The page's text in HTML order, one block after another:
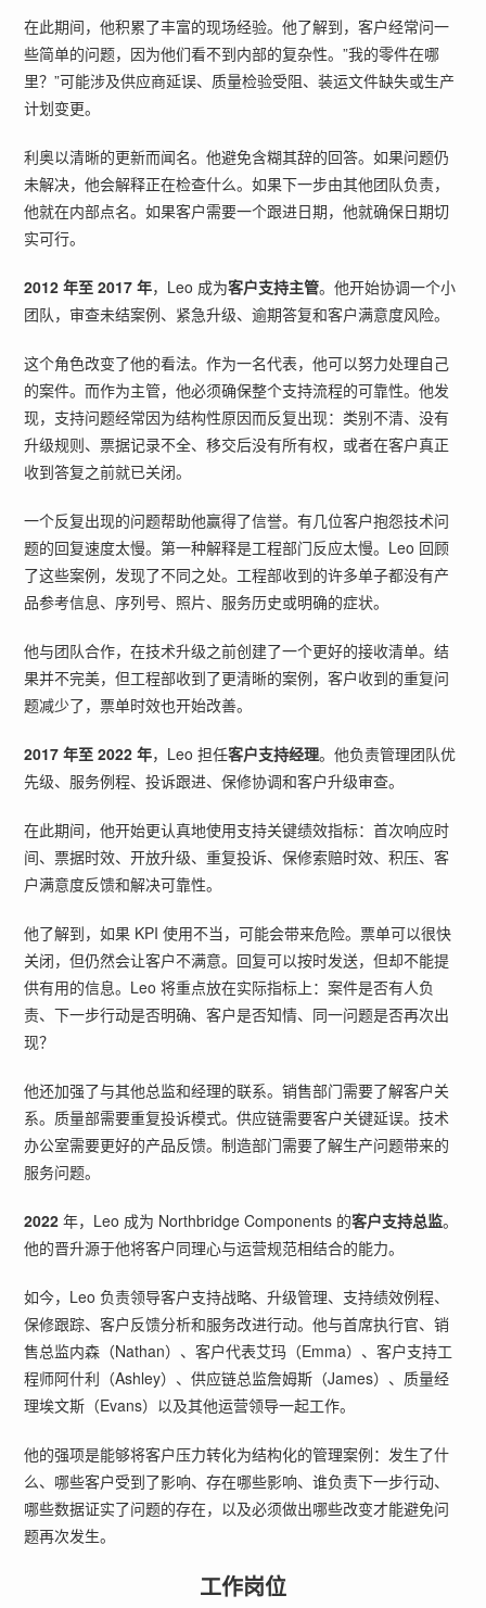
在此期间，他积累了丰富的现场经验。他了解到，客户经常问一
些简单的问题，因为他们看不到内部的复杂性。”我的零件在哪
里？”可能涉及供应商延误、质量检验受阻、装运文件缺失或生产
计划变更。
利奥以清晰的更新而闻名。他避免含糊其辞的回答。如果问题仍
未解决，他会解释正在检查什么。如果下一步由其他团队负责，
他就在内部点名。如果客户需要一个跟进日期，他就确保日期切
实可行。
2012 年至 2017 年，Leo 成为客户支持主管。他开始协调一个小
团队，审查未结案例、紧急升级、逾期答复和客户满意度风险。
这个角色改变了他的看法。作为一名代表，他可以努力处理自己
的案件。而作为主管，他必须确保整个支持流程的可靠性。他发
现，支持问题经常因为结构性原因而反复出现：类别不清、没有
升级规则、票据记录不全、移交后没有所有权，或者在客户真正
收到答复之前就已关闭。
一个反复出现的问题帮助他赢得了信誉。有几位客户抱怨技术问
题的回复速度太慢。第一种解释是工程部门反应太慢。Leo 回顾
了这些案例，发现了不同之处。工程部收到的许多单子都没有产
品参考信息、序列号、照片、服务历史或明确的症状。
他与团队合作，在技术升级之前创建了一个更好的接收清单。结
果并不完美，但工程部收到了更清晰的案例，客户收到的重复问
题减少了，票单时效也开始改善。
2017 年至 2022 年，Leo 担任客户支持经理。他负责管理团队优
先级、服务例程、投诉跟进、保修协调和客户升级审查。
在此期间，他开始更认真地使用支持关键绩效指标：首次响应时
间、票据时效、开放升级、重复投诉、保修索赔时效、积压、客
户满意度反馈和解决可靠性。
他了解到，如果 KPI 使用不当，可能会带来危险。票单可以很快
关闭，但仍然会让客户不满意。回复可以按时发送，但却不能提
供有用的信息。Leo 将重点放在实际指标上：案件是否有人负
责、下一步行动是否明确、客户是否知情、同一问题是否再次出
现？
他还加强了与其他总监和经理的联系。销售部门需要了解客户关
系。质量部需要重复投诉模式。供应链需要客户关键延误。技术
办公室需要更好的产品反馈。制造部门需要了解生产问题带来的
服务问题。
2022 年，Leo 成为 Northbridge Components 的客户支持总监。
他的晋升源于他将客户同理心与运营规范相结合的能力。
如今，Leo 负责领导客户支持战略、升级管理、支持绩效例程、
保修跟踪、客户反馈分析和服务改进行动。他与首席执行官、销
售总监内森（Nathan）、客户代表艾玛（Emma）、客户支持工
程师阿什利（Ashley）、供应链总监詹姆斯（James）、质量经
理埃文斯（Evans）以及其他运营领导一起工作。
他的强项是能够将客户压力转化为结构化的管理案例：发生了什
么、哪些客户受到了影响、存在哪些影响、谁负责下一步行动、
哪些数据证实了问题的存在，以及必须做出哪些改变才能避免问
题再次发生。
工作岗位